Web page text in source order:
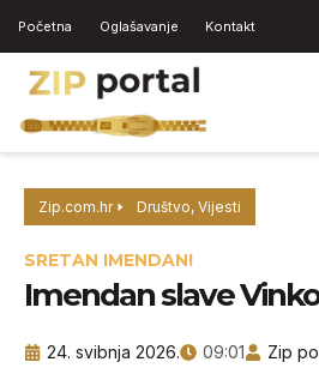
Početna Oglašavanje Kontakt
Zip.com.hr Društvo, Vijesti
SRETAN IMENDAN!
Imendan slave
24. svibnja 2026. 09:01 Zip